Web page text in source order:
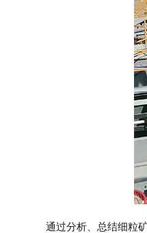
通过分析、总结细粒